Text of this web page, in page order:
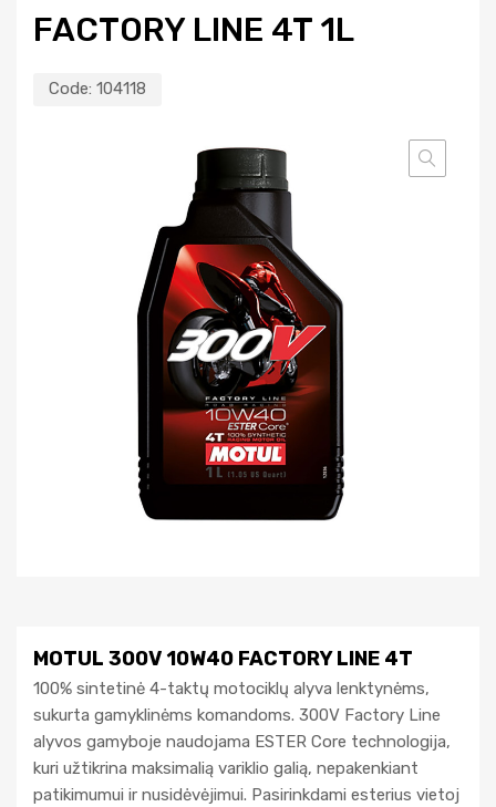
FACTORY LINE 4T 1L
Code: 104118
MOTUL 300V 10W40 FACTORY LINE 4T
100% sintetinė 4-taktų motociklų alyva lenktynėms,
sukurta gamyklinėms komandoms. 300V Factory Line
alyvos gamyboje naudojama ESTER Core technologija,
kuri užtikrina maksimalią variklio galią, nepakenkiant
patikimumui ir nusidėvėjimui. Pasirinkdami esterius vietoj